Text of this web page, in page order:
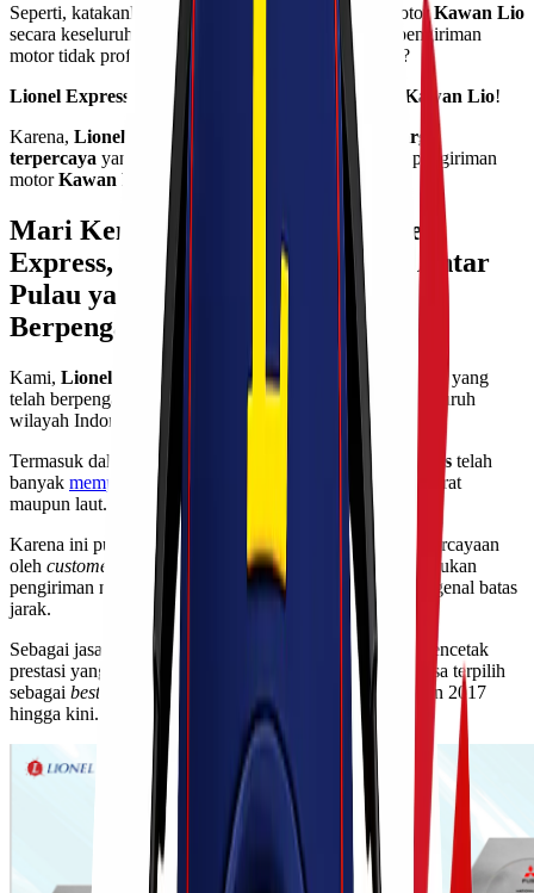
Seperti, katakanlah, beberapa bagian atau bahkan motorKawan Lio
secara keseluruhan jadi rusak akibat dari pihak jasa pengiriman
motor tidak profesional dalam mengurus pengiriman?
Lionel Express
hadir untuk menjawab kegundahan Kawan Lio!
Karena, Lionel Express
jasa ekspedisi & cargo
terpercaya yang dapat menjadi pilihan terbaik untuk pengiriman
motorKawan Lio
Mari Kenalan Dulu dengan Lionel
Express, Jasa Pengiriman Motor Antar
Pulau yang Terpercaya &
Berpengalaman!
Kami, Lionel Express
, merupakan jasa ekspedisi & cargo yang
telah berpengalaman mengirimkan6+ juta barang
ke seluruh
wilayah Indonesia sejak tahun 2015 lalu.
Termasuk dalam hal ini pengiriman motor,
Lionel Express telah
banyak memproses pengirimannya
menggunakan jalur darat
maupun laut.
Karena ini pula,
Lionel Expressterus mendapatkan kepercayaan
oleh customer
kami untuk menjadi pilihan pertama melakukan
pengiriman motor ke tempat mereka sekarang tanpa mengenal batas
jarak.
Sebagai jasa ekspedisi & cargo,
Lionel Express telah mencetak
prestasi yang termasuk luar biasa, di mana kami senantiasa terpilih
sebagai best cargo agent Lion Air Group dari tahun 2017
hingga kini.